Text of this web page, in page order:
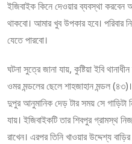
ইজিবাইক কিনে দেওয়ার ব্যবস্থা
থাকবো। আমার খুব উপকার হবে। পরিবার
যেতে পারবো।
ঘটনা সুত্রে জানা যায়, কুষ্টিয়া ইবি
ওমর মন্ডলের ছেলে শাহজাহান মন্ডল
দুপুর আনুমানিক দেড় টার সময় সে গাড়িটা
যায়। ইজিবাইকটি তার শিবপুর গ্রামস্থ
রাখেন। এরপর তিনি খাওয়ার উদ্দেশ্য